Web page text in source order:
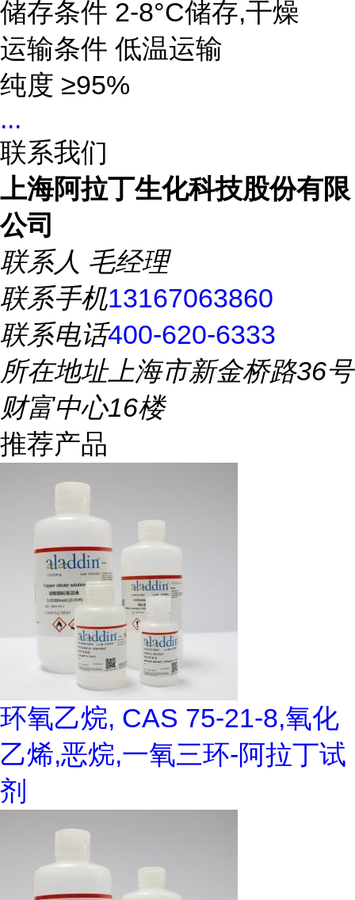
储存条件 2-8°C储存,干燥
运输条件 低温运输
纯度 ≥95%
...
联系我们
上海阿拉丁生化科技股份有限
公司
联系人 毛经理
联系手机13167063860
联系电话400-620-6333
所在地址上海市新金桥路36号
财富中心16楼
推荐产品
环氧乙烷, CAS 75-21-8,氧化
乙烯,恶烷,一氧三环-阿拉丁试
剂